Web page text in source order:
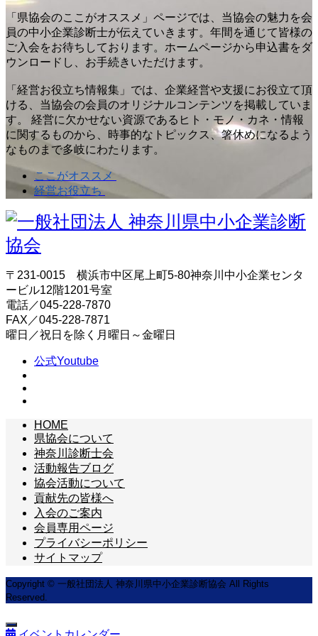
「県協会のここがオススメ」ページでは、当協会の魅力を会
員の中小企業診断士が伝えていきます。年間を通じて皆様の
ご入会をお待ちしております。ホームページから申込書をダ
ウンロードし、お手続きいただけます。
「経営お役立ち情報集」では、企業経営や支援にお役立て頂
ける、当協会の会員のオリジナルコンテンツを掲載していま
す。 経営に欠かせない資源であるヒト・モノ・カネ・情報
に関するものから、時事的なトピックス、箸休めになるよう
なものまで多岐にわたります。
ここがオススメ
経営お役立ち
〒231-0015 横浜市中区尾上町5-80神奈川中小企業センタ
ービル12階1201号室
電話／045-228-7870
FAX／045-228-7871
曜日／祝日を除く月曜日～金曜日
公式Youtube
HOME
県協会について
神奈川診断士会
活動報告ブログ
協会活動について
貢献先の皆様へ
入会のご案内
会員専用ページ
プライバシーポリシー
サイトマップ
Copyright © 一般社団法人 神奈川県中小企業診断協会 All Rights
Reserved.